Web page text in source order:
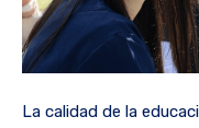
La calidad de la